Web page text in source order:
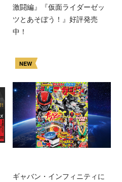
激闘編』『仮面ライダーゼッ
ツとあそぼう！』好評発売
中！
NEW
ギャバン・インフィニティに